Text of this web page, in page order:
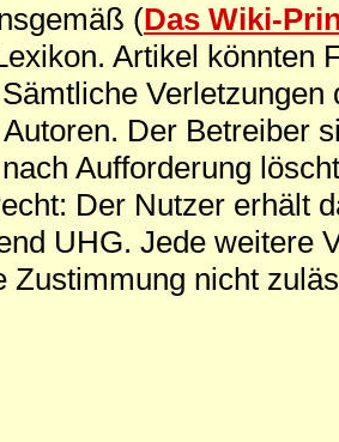
(Das Wiki-
Artikel könnten
Der Betreiber
Aufforderung
Der Nutzer erhält
UHG. Jede weitere
Zustimmung nicht